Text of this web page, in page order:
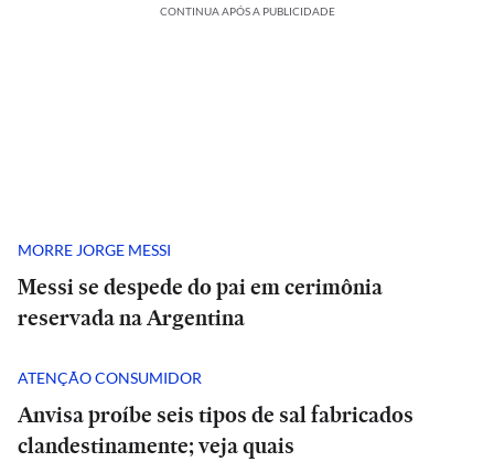
CONTINUA APÓS A PUBLICIDADE
MORRE JORGE MESSI
Messi se despede do pai em cerimônia
reservada na Argentina
ATENÇÃO CONSUMIDOR
Anvisa proíbe seis tipos de sal fabricados
clandestinamente; veja quais